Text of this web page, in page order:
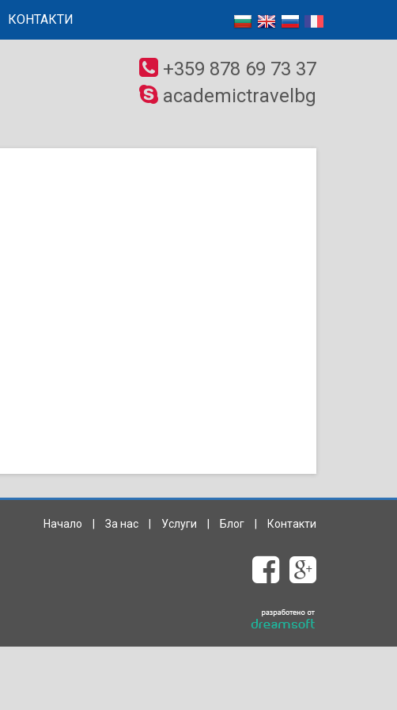
КОНТАКТИ
+359 878 69 73 37
academictravelbg
Начало За нас Услуги Блог Контакти